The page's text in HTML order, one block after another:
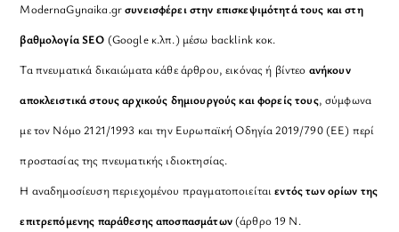
ModernaGynaika.grσυνεισφέρει στην επισκεψιμότητά τους και στη
βαθμολογία SEO (Google κ.λπ.) μέσω backlink κοκ.
Τα πνευματικά δικαιώματα κάθε άρθρου, εικόνας ή βίντεο ανήκουν
αποκλειστικά στους αρχικούς δημιουργούς και φορείς τους, σύμφωνα
με τον Νόμο 2121/1993 και την Ευρωπαϊκή Οδηγία 2019/790 (ΕΕ) περί
προστασίας της πνευματικής ιδιοκτησίας.
Η αναδημοσίευση περιεχομένου πραγματοποιείταιεντός των ορίων της
επιτρεπόμενης παράθεσης αποσπασμάτων(άρθρο 19 Ν.